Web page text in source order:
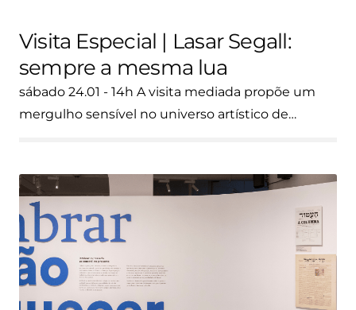
Visita Especial | Lasar Segall:
sempre a mesma lua
sábado 24.01 - 14h A visita mediada propõe um
mergulho sensível no universo artístico de…